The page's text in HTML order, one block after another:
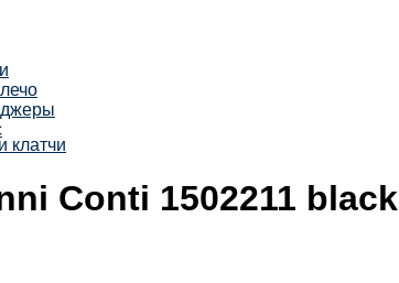
клатчи
Conti 1502211 black